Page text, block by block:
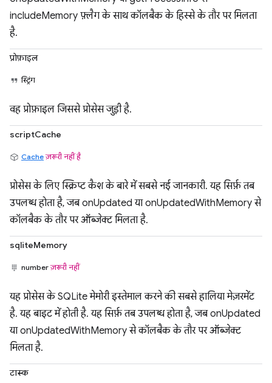
includeMemory फ़्लैग के साथ कॉलबैक के हिस्से के तौर पर मिलता
है.
प्रोफ़ाइल
स्ट्रिंग
वह प्रोफ़ाइल जिससे प्रोसेस जुड़ी है.
scriptCache
Cache ज़रूरी नहीं है
प्रोसेस के लिए स्क्रिप्ट कैश के बारे में सबसे नई जानकारी. यह सिर्फ़ तब
उपलब्ध होता है, जब onUpdated या onUpdatedWithMemory से
कॉलबैक के तौर पर ऑब्जेक्ट मिलता है.
sqliteMemory
numberज़रूरी नहीं
यह प्रोसेस के SQLite मेमोरी इस्तेमाल करने की सबसे हालिया मेज़रमेंट
है. यह बाइट में होती है. यह सिर्फ़ तब उपलब्ध होता है, जब onUpdated
या onUpdatedWithMemory से कॉलबैक के तौर पर ऑब्जेक्ट
मिलता है.
टास्क